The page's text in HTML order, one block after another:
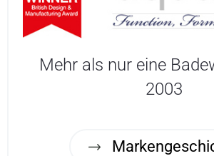
Mehr als nur eine
2003